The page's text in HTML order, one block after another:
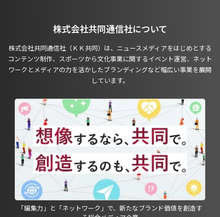
株式会社共同通信社について
株式会社共同通信社（ＫＫ共同）は、ニュースメディアをはじめとする
コンテンツ制作、スポーツから文化事業に関するイベント運営、ネット
ワークとメディアの力を活かしたブランディングなど幅広い事業を展開
しています。
「編集力」と「ネットワーク」で、新たなブランド価値を創造す